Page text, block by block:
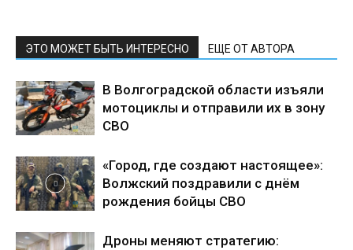
ЭТО МОЖЕТ БЫТЬ ИНТЕРЕСНО ЕЩЕ ОТ АВТОРА
В Волгоградской области изъяли
мотоциклы и отправили их в зону
СВО
«Город, где создают настоящее»:
Волжский поздравили с днём
рождения бойцы СВО
Дроны меняют стратегию: